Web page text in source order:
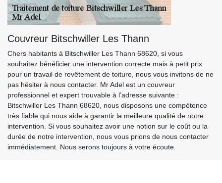
Couvreur Bitschwiller Les Thann
Chers habitants à Bitschwiller Les Thann 68620, si vous
souhaitez bénéficier une intervention correcte mais à petit prix
pour un travail de revêtement de toiture, nous vous invitons de ne
pas hésiter à nous contacter. Mr Adel est un couvreur
professionnel et expert trouvable à l’adresse suivante :
Bitschwiller Les Thann 68620, nous disposons une compétence
très fiable qui nous aide à garantir la meilleure qualité de notre
intervention. Si vous souhaitez avoir une notion sur le coût ou la
durée de notre intervention, nous vous prions de nous contacter
immédiatement. Nous serons toujours à votre écoute.